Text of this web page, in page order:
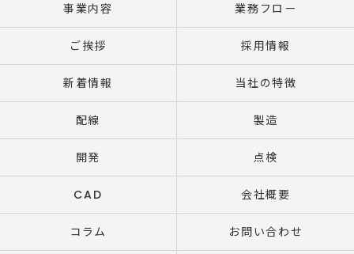
事業内容 業務フロー
ご挨拶 採用情報
新着情報 当社の特徴
配線 製造
開発 点検
CAD 会社概要
コラム お問い合わせ